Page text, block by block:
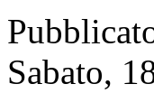
Sabato,